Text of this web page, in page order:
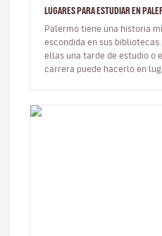
LUGARES PARA ESTUDIAR EN
Palermo tiene una historia
escondida en sus
ellas una tarde de estudio o
carrera puede hacerlo en